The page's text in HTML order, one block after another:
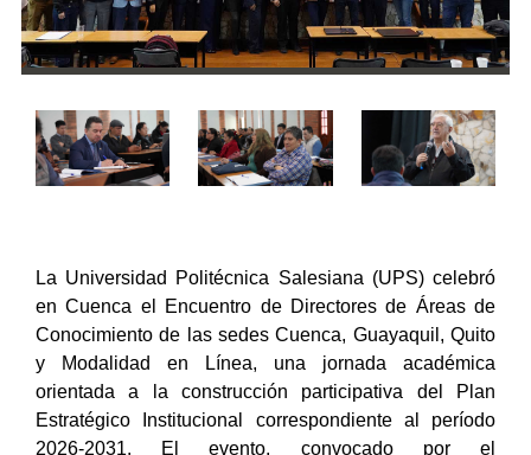
La Universidad Politécnica Salesiana (UPS) celebró
en Cuenca el Encuentro de Directores de Áreas de
Conocimiento de las sedes Cuenca, Guayaquil, Quito
y Modalidad en Línea, una jornada académica
orientada a la construcción participativa del Plan
Estratégico Institucional correspondiente al período
2026-2031. El evento, convocado por el